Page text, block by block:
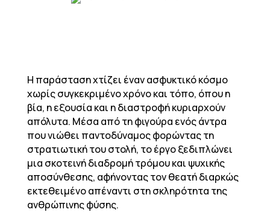
Η παράσταση χτίζει έναν ασφυκτικό κόσμο
χωρίς συγκεκριμένο χρόνο και τόπο, όπου η
βία, η εξουσία και η διαστροφή κυριαρχούν
απόλυτα. Μέσα από τη φιγούρα ενός άντρα
που νιώθει παντοδύναμος φορώντας τη
στρατιωτική του στολή, το έργο ξεδιπλώνει
μια σκοτεινή διαδρομή τρόμου και ψυχικής
αποσύνθεσης, αφήνοντας τον θεατή διαρκώς
εκτεθειμένο απέναντι στη σκληρότητα της
ανθρώπινης φύσης.